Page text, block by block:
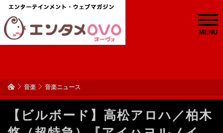
MENU
音楽 音楽ニュース
【ビルボード】高松アロハ／柏木